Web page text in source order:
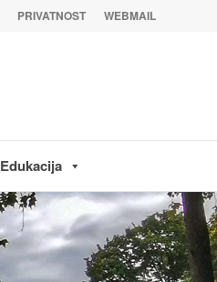
PRIVATNOST WEBMAIL
Edukacija